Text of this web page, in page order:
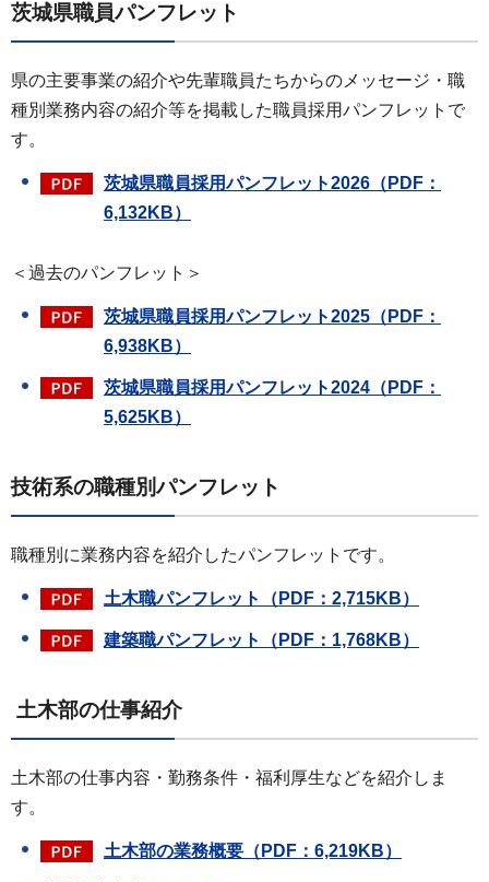
茨城県職員パンフレット
県の主要事業の紹介や先輩職員たちからのメッセージ・職
種別業務内容の紹介等を掲載した職員採用パンフレットで
す。
茨城県職員採用パンフレット2026（PDF：
6,132KB）
＜過去のパンフレット＞
茨城県職員採用パンフレット2025（PDF：
6,938KB）
茨城県職員採用パンフレット2024（PDF：
5,625KB）
技術系の職種別パンフレット
職種別に業務内容を紹介したパンフレットです。
土木職パンフレット（PDF：2,715KB）
建築職パンフレット（PDF：1,768KB）
土木部の仕事紹介
土木部の仕事内容・勤務条件・福利厚生などを紹介しま
す。
土木部の業務概要（PDF：6,219KB）